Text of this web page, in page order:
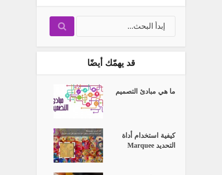
قد يهمّك أيضًا
ما هي مبادئ التصميم
كيفية استخدام أداة
التحديد Marquee